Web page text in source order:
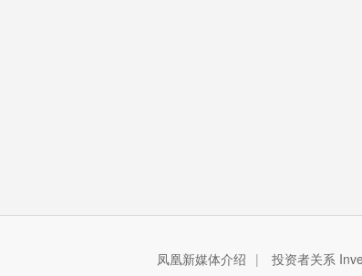
凤凰新媒体介绍 | 投资者关系